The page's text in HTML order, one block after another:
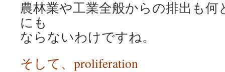
農林業や工業全般からの排出も
にも
ならないわけですね。
そして、proliferation